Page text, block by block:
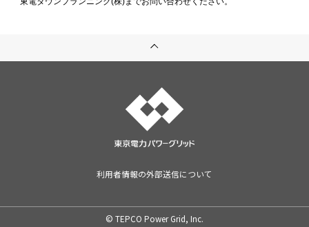
利用者情報の外部送信について
© TEPCO Power Grid, Inc.